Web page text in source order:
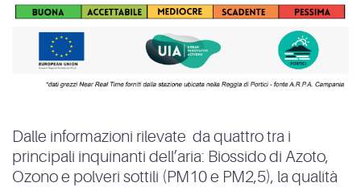
Dalle informazioni rilevate da quattro tra i
principali inquinanti dell’aria: Biossido di Azoto,
Ozono e polveri sottili (PM10 e PM2,5), la qualità